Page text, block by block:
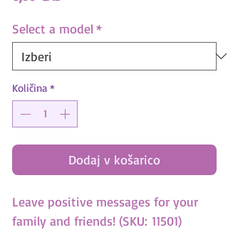
Select a model *
Količina *
Dodaj v košarico
Leave positive messages for your
family and friends! (SKU: 11501)